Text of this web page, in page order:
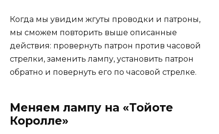
Когда мы увидим жгуты проводки и патроны,
мы сможем повторить выше описанные
действия: провернуть патрон против часовой
стрелки, заменить лампу, установить патрон
обратно и повернуть его по часовой стрелке.
Меняем лампу на «Тойоте
Королле»